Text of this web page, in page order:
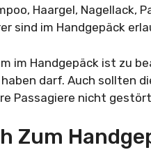
Haargel, Nagellack,
sind im Handgepäck
im Handgepäck ist zu
darf. Auch sollten
Passagiere nicht
Zum